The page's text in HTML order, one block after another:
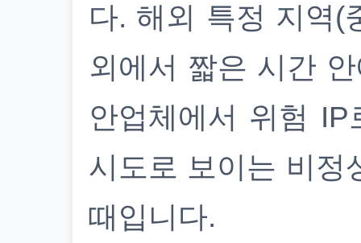
다. 해외 특정 지역(
외에서 짧은 시간
안업체에서 위험
시도로 보이는 비정
때입니다.